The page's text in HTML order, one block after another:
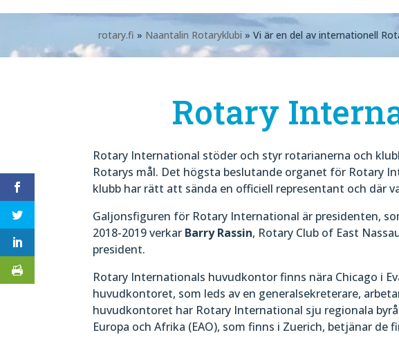
rotary.fi » Naantalin Rotaryklubi » Vi är en del av internationell
Rotary
Rotary International stöder och styr rotarianerna och
Rotarys mål. Det högsta beslutande organet för Rotary
klubb har rätt att sända en officiell representant och där
Galjonsfiguren för Rotary International är presidenten,
2018-2019 verkar Barry Rassin, Rotary Club of East
president.
Rotary Internationals huvudkontor finns nära Chicago i
huvudkontoret, som leds av en generalsekreterare,
huvudkontoret har Rotary International sju regionala
Europa och Afrika (EAO), som finns i Zuerich, betjänar de